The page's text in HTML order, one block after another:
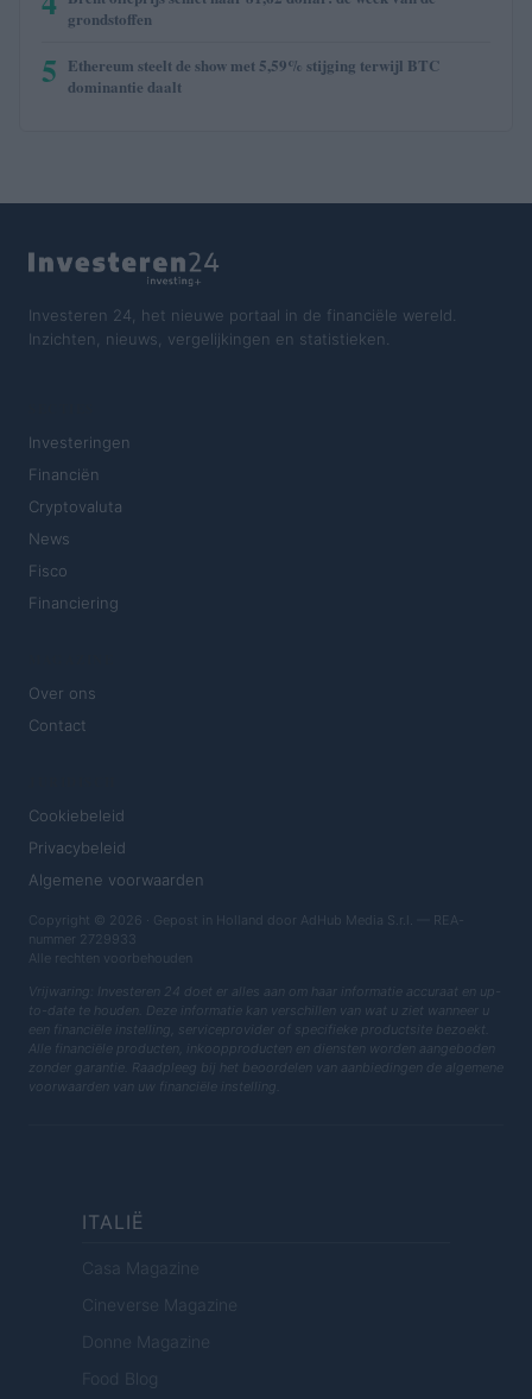
grondstoffen
5 Ethereum steelt de show met 5,59% stijging terwijl BTC
dominantie daalt
Investeren 24, het nieuwe portaal in de financiële wereld.
Inzichten, nieuws, vergelijkingen en statistieken.
Investeringen
Financiën
Cryptovaluta
News
Fisco
Financiering
Over ons
Contact
Cookiebeleid
Privacybeleid
Algemene voorwaarden
Copyright © 2026 · Gepost in Holland door AdHub Media S.r.l. — REA-
nummer 2729933
Alle rechten voorbehouden
Vrijwaring: Investeren 24 doet er alles aan om haar informatie accuraat en up-
to-date te houden. Deze informatie kan verschillen van wat u ziet wanneer u
een financiële instelling, serviceprovider of specifieke productsite bezoekt.
Alle financiële producten, inkoopproducten en diensten worden aangeboden
zonder garantie. Raadpleeg bij het beoordelen van aanbiedingen de algemene
voorwaarden van uw financiële instelling.
ITALIË
Casa Magazine
Cineverse Magazine
Donne Magazine
Food Blog